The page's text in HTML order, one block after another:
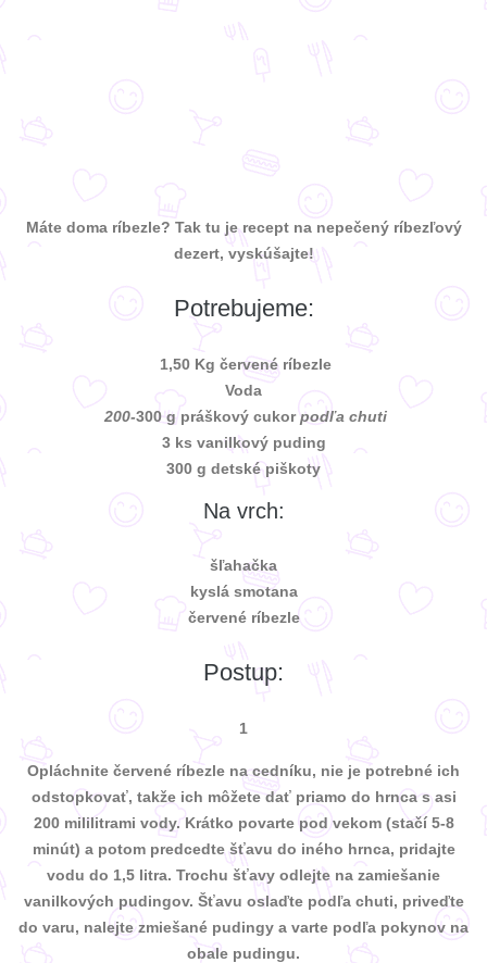
Máte doma ríbezle? Tak tu je recept na nepečený ríbezľový
dezert, vyskúšajte!
Potrebujeme:
1,50 Kg červené ríbezle
Voda
200-300 g práškový cukorpodľa chuti
3 ks vanilkový puding
300 g detské piškoty
Na vrch:
šľahačka
kyslá smotana
červené ríbezle
Postup:
1
Opláchnite červené ríbezle na cedníku, nie je potrebné ich
odstopkovať, takže ich môžete dať priamo do hrnca s asi
200 mililitrami vody. Krátko povarte pod vekom (stačí 5-8
minút) a potom predcedte šťavu do iného hrnca, pridajte
vodu do 1,5 litra. Trochu šťavy odlejte na zamiešanie
vanilkových pudingov. Šťavu oslaďte podľa chuti, priveďte
do varu, nalejte zmiešané pudingy a varte podľa pokynov na
obale pudingu.